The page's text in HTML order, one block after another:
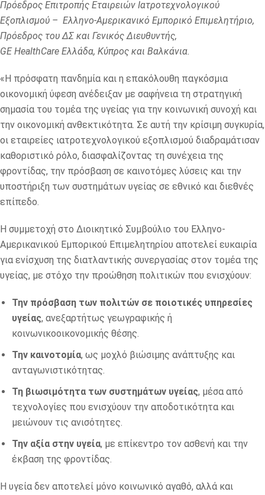
Πρόεδρος Επιτροπής Εταιρειών Ιατροτεχνολογικού
Εξοπλισμού – Ελληνο-Αμερικανικό Εμπορικό Επιμελητήριο,
Πρόεδρος του ΔΣ και Γενικός Διευθυντής,
GEHealthCare Ελλάδα, Κύπρος και Βαλκάνια.
«Η πρόσφατη πανδημία και η επακόλουθη παγκόσμια
οικονομική ύφεση ανέδειξαν με σαφήνεια τη στρατηγική
σημασία του τομέα της υγείας για την κοινωνική συνοχή και
την οικονομική ανθεκτικότητα. Σε αυτή την κρίσιμη συγκυρία,
οι εταιρείες ιατροτεχνολογικού εξοπλισμού διαδραμάτισαν
καθοριστικό ρόλο, διασφαλίζοντας τη συνέχεια της
φροντίδας, την πρόσβαση σε καινοτόμες λύσεις και την
υποστήριξη των συστημάτων υγείας σε εθνικό και διεθνές
επίπεδο.
Η συμμετοχή στο Διοικητικό Συμβούλιο του Ελληνο-
Αμερικανικού Εμπορικού Επιμελητηρίου αποτελεί ευκαιρία
για ενίσχυση της διατλαντικής συνεργασίας στον τομέα της
υγείας, με στόχο την προώθηση πολιτικών που ενισχύουν:
Την πρόσβαση των πολιτών σε ποιοτικές υπηρεσίες
υγείας, ανεξαρτήτως γεωγραφικής ή
κοινωνικοοικονομικής θέσης.
Την καινοτομία, ως μοχλό βιώσιμης ανάπτυξης και
ανταγωνιστικότητας.
Τη βιωσιμότητα των συστημάτων υγείας, μέσα από
τεχνολογίες που ενισχύουν την αποδοτικότητα και
μειώνουν τις ανισότητες.
Την αξία στην υγεία, με επίκεντρο τον ασθενή και την
έκβαση της φροντίδας.
Η υγεία δεν αποτελεί μόνο κοινωνικό αγαθό, αλλά και